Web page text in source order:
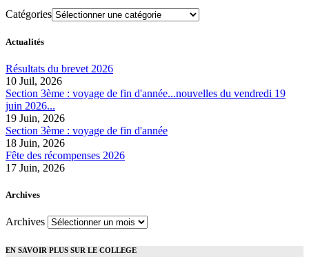
Catégories
Actualités
Résultats du brevet 2026
10 Juil, 2026
Section 3ème : voyage de fin d'année...nouvelles du vendredi 19
juin 2026...
19 Juin, 2026
Section 3ème : voyage de fin d'année
18 Juin, 2026
Fête des récompenses 2026
17 Juin, 2026
Archives
Archives
EN SAVOIR PLUS SUR LE COLLEGE